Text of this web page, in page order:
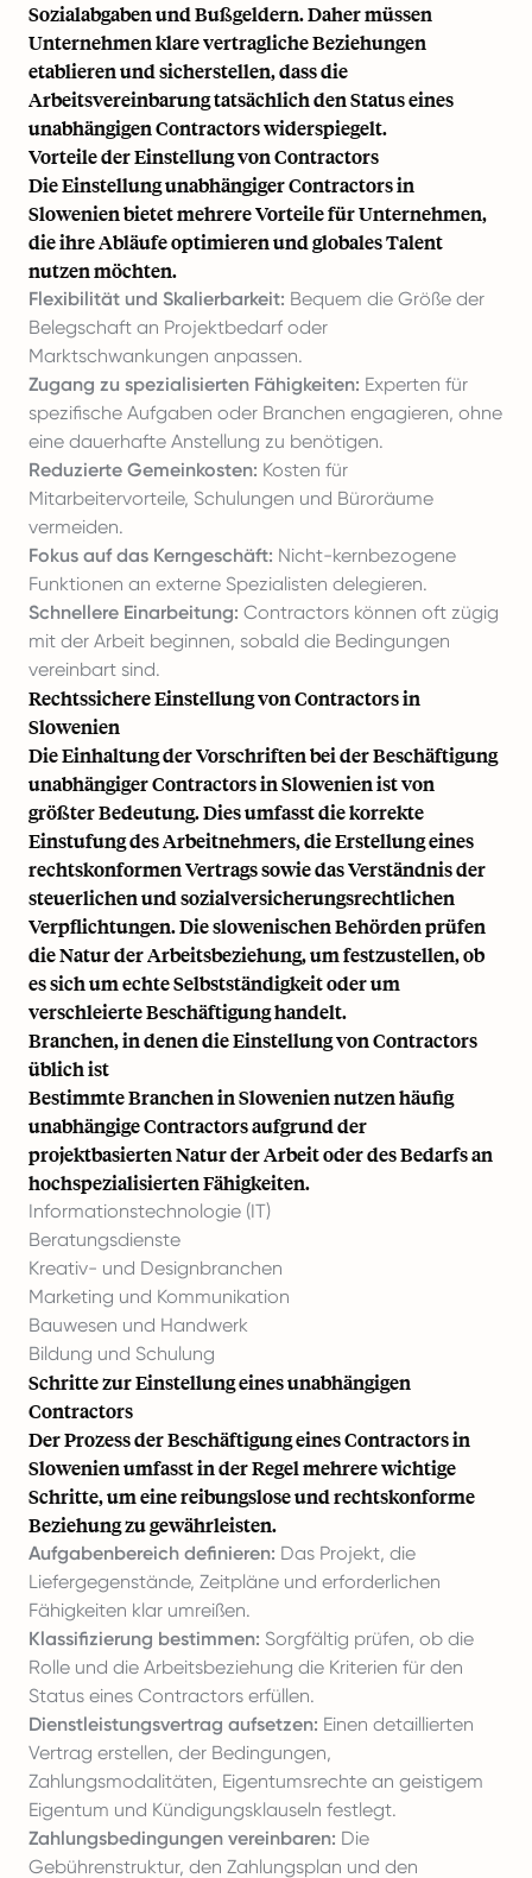
Sozialabgaben und Bußgeldern. Daher müssen
Unternehmen klare vertragliche Beziehungen
etablieren und sicherstellen, dass die
Arbeitsvereinbarung tatsächlich den Status eines
unabhängigen Contractors widerspiegelt.
Vorteile der Einstellung von Contractors
Die Einstellung unabhängiger Contractors in
Slowenien bietet mehrere Vorteile für Unternehmen,
die ihre Abläufe optimieren und globales Talent
nutzen möchten.
Flexibilität und Skalierbarkeit: Bequem die Größe der
Belegschaft an Projektbedarf oder
Marktschwankungen anpassen.
Zugang zu spezialisierten Fähigkeiten: Experten für
spezifische Aufgaben oder Branchen engagieren, ohne
eine dauerhafte Anstellung zu benötigen.
Reduzierte Gemeinkosten: Kosten für
Mitarbeitervorteile, Schulungen und Büroräume
vermeiden.
Fokus auf das Kerngeschäft: Nicht-kernbezogene
Funktionen an externe Spezialisten delegieren.
Schnellere Einarbeitung: Contractors können oft zügig
mit der Arbeit beginnen, sobald die Bedingungen
vereinbart sind.
Rechtssichere Einstellung von Contractors in
Slowenien
Die Einhaltung der Vorschriften bei der Beschäftigung
unabhängiger Contractors in Slowenien ist von
größter Bedeutung. Dies umfasst die korrekte
Einstufung des Arbeitnehmers, die Erstellung eines
rechtskonformen Vertrags sowie das Verständnis der
steuerlichen und sozialversicherungsrechtlichen
Verpflichtungen. Die slowenischen Behörden prüfen
die Natur der Arbeitsbeziehung, um festzustellen, ob
es sich um echte Selbstständigkeit oder um
verschleierte Beschäftigung handelt.
Branchen, in denen die Einstellung von Contractors
üblich ist
Bestimmte Branchen in Slowenien nutzen häufig
unabhängige Contractors aufgrund der
projektbasierten Natur der Arbeit oder des Bedarfs an
hochspezialisierten Fähigkeiten.
Informationstechnologie (IT)
Beratungsdienste
Kreativ- und Designbranchen
Marketing und Kommunikation
Bauwesen und Handwerk
Bildung und Schulung
Schritte zur Einstellung eines unabhängigen
Contractors
Der Prozess der Beschäftigung eines Contractors in
Slowenien umfasst in der Regel mehrere wichtige
Schritte, um eine reibungslose und rechtskonforme
Beziehung zu gewährleisten.
Aufgabenbereich definieren: Das Projekt, die
Liefergegenstände, Zeitpläne und erforderlichen
Fähigkeiten klar umreißen.
Klassifizierung bestimmen: Sorgfältig prüfen, ob die
Rolle und die Arbeitsbeziehung die Kriterien für den
Status eines Contractors erfüllen.
Dienstleistungsvertrag aufsetzen: Einen detaillierten
Vertrag erstellen, der Bedingungen,
Zahlungsmodalitäten, Eigentumsrechte an geistigem
Eigentum und Kündigungsklauseln festlegt.
Zahlungsbedingungen vereinbaren: Die
Gebührenstruktur, den Zahlungsplan und den